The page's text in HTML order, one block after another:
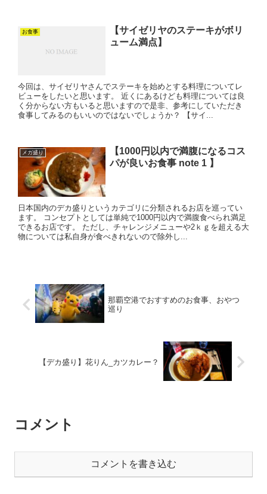
お食事
【サイゼリヤのステーキがボリ
ューム満点】
今回は、サイゼリヤさんでステーキを始めとする料理についてレ
ビューをしたいと思います。 近くにあるけども料理については良
く分からない方もいると思いますので是非、参考にしていただき
食事してみるのもいいのではないでしょうか？ 【サイ...
メガ盛り
【1000円以内で満腹になるコス
パが良いお食事 note 1 】
日本国内のデカ盛りというカテゴリに分類されるお店を巡ってい
ます。 コンセプトとしては単純で1000円以内で満腹食べられ満足
できるお店です。 ただし、チャレンジメニューや2ｋｇを超える大
物については私自身が食べきれないので除外し...
那覇空港でおすすめのお食事、おやつ
巡り
【デカ盛り】花りん_カツカレー？
コメント
コメントを書き込む